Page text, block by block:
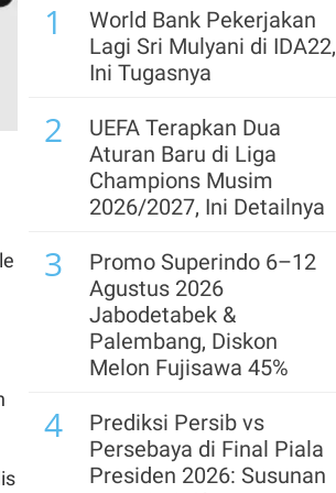
6
Utang Kopdes Merah
Putih Rp 240 Triliun
Dibayar APBN, Cicilan
Dimulai September
Waskita Karya (WSKT)
Catat Rugi Rp 1,91 Triliun
8
Asing Borong Saham
Tambang Saat IHSG
Menguat Kemarin, Cek
yang Banyak Dikoleksi
9
Resmi Berganti, Arab
Saudi Kuasai EA Sports
dengan Modal Hampir Rp
1
World Bank Pekerjakan
Lagi Sri Mulyani di IDA22,
Ini Tugasnya
2
UEFA Terapkan Dua
Aturan Baru di Liga
Champions Musim
2026/2027, Ini Detailnya
3
Promo Superindo 6–12
Agustus 2026
Jabodetabek &
Palembang, Diskon
Melon Fujisawa 45%
4
Prediksi Persib vs
Persebaya di Final Piala
Presiden 2026: Susunan